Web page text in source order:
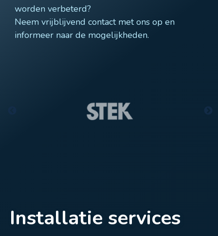
worden verbeterd?
Neem vrijblijvend contact met ons op en
informeer naar de mogelijkheden.
Installatie services